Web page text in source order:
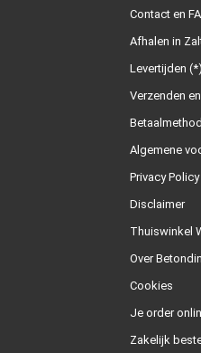
Contact en
Afhalen in
Levertijden (*)
Verzenden
Algemene
Privacy Policy
Disclaimer
Thuiswinkel
Over
Cookies
Je order
Zakelijk